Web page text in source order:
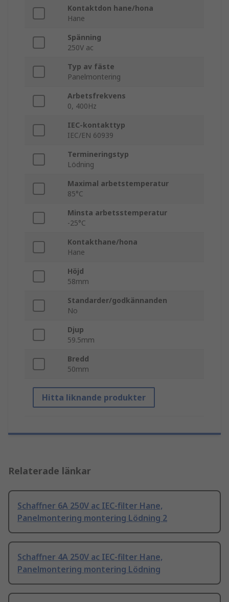
Kontaktdon hane/hona
Hane
Spänning
250V ac
Typ av fäste
Panelmontering
Arbetsfrekvens
0, 400Hz
IEC-kontakttyp
IEC/EN 60939
Termineringstyp
Lödning
Maximal arbetstemperatur
85°C
Minsta arbetsstemperatur
-25°C
Kontakthane/hona
Hane
Höjd
58mm
Standarder/godkännanden
No
Djup
59.5mm
Bredd
50mm
Hitta liknande produkter
Relaterade länkar
Schaffner 6A 250V ac IEC-filter Hane,
Panelmontering montering Lödning 2
Schaffner 4A 250V ac IEC-filter Hane,
Panelmontering montering Lödning